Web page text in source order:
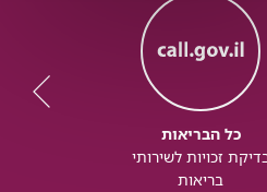
כל הבריאות
זכויות לשירותי
בריאות